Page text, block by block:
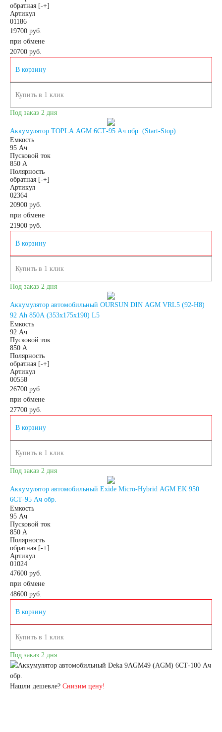
Электро и гольф
Детские
электромобили
коляски
устройства
обратная [-+]
Артикул
01186
19700 руб.
при обмене
20700 руб.
В корзину
Купить в 1 клик
Под заказ 2 дня
Аккумулятор TOPLA AGM 6СТ-95 Ач обр. (Start-Stop)
Емкость
95 Ач
Пусковой ток
850 А
Полярность
обратная [-+]
Артикул
02364
20900 руб.
при обмене
21900 руб.
В корзину
Купить в 1 клик
Под заказ 2 дня
Аккумулятор автомобильный OURSUN DIN AGM VRL5 (92-H8)
92 Ah 850A (353x175x190) L5
Емкость
92 Ач
Пусковой ток
850 А
Полярность
обратная [-+]
Артикул
00558
26700 руб.
при обмене
27700 руб.
В корзину
Купить в 1 клик
Под заказ 2 дня
Аккумулятор автомобильный Exide Micro-Hybrid AGM EK 950
6СТ-95 Ач обр.
Емкость
95 Ач
Пусковой ток
850 А
Полярность
обратная [-+]
Артикул
01024
47600 руб.
при обмене
48600 руб.
В корзину
Купить в 1 клик
Под заказ 2 дня
Нашли дешевле? Снизим цену!